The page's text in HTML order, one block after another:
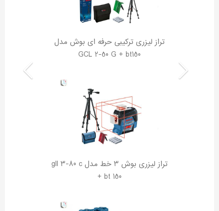
تراز لیزری ترکیبی حرفه ای بوش مدل
GCL 2-50 G + bt150
تراز لیزری بوش 3 خط مدل gll 3-80 c
+ bt 150